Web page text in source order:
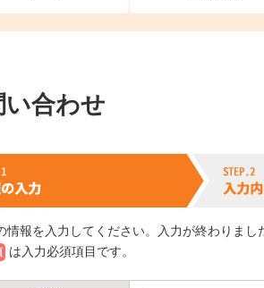
い合わせ
情報を入力してください。入力が終わりま
は入力必須項目です。